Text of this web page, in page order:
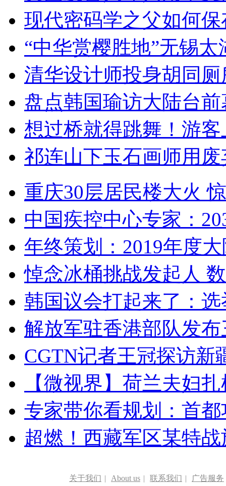
现代密码学之父如何
“中华赏樱胜地”无锡
清华设计师投身胡同
盘点韩国瑜访大陆台
想过桥就得跳舞！游客
祁连山下玉石画师用
重庆30层居民楼大火
中国疾控中心专家：
年终策划：2019年度
悼念冰桶挑战发起人
韩国议会打起来了：
解放军驻香港部队发
CGTN记者王冠探访新
【微视界】荷兰夫妇
专家带你看规划：首
超燃！西藏军区某特
关于我们 | About us | 联系我们 | 广告服务